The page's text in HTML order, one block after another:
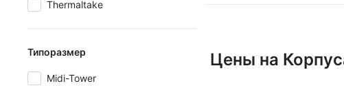
Thermaltake
Типоразмер
Midi-Tower
Цены на